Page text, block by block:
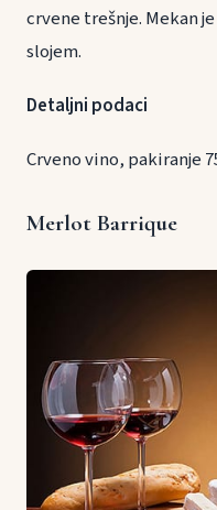
crvene trešnje. Mekan
slojem.
Detaljni podaci
Crveno vino, pakiranje
Merlot Barrique